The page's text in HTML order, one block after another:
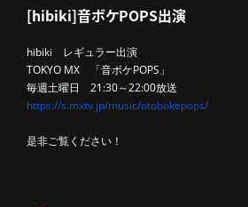
[hibiki]音ボケPOPS出演
hibiki レギュラー出演
TOKYO MX 「音ボケPOPS」
毎週土曜日 21:30～22:00放送
https://s.mxtv.jp/music/otobokepops/
是非ご覧ください！